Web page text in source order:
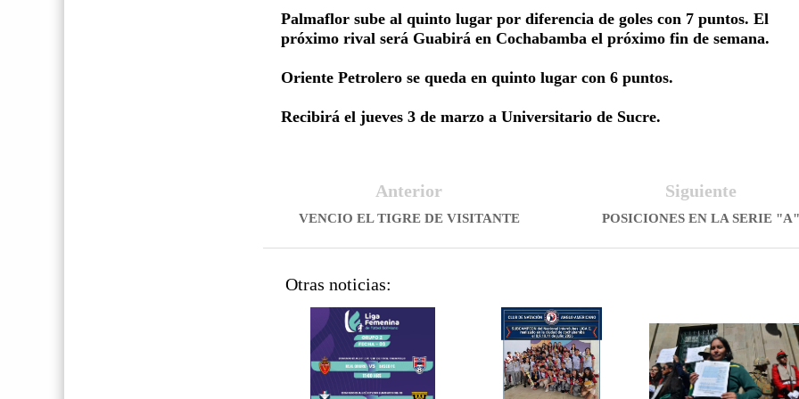
Palmaflor sube al quinto lugar por diferencia de goles con 7 puntos. El
próximo rival será Guabirá en Cochabamba el próximo fin de semana.
Oriente Petrolero se queda en quinto lugar con 6 puntos.
Recibirá el jueves 3 de marzo a Universitario de Sucre.
Siguiente
POSICIONES EN LA SERIE "A"
Anterior
VENCIO EL TIGRE DE VISITANTE
Otras noticias: